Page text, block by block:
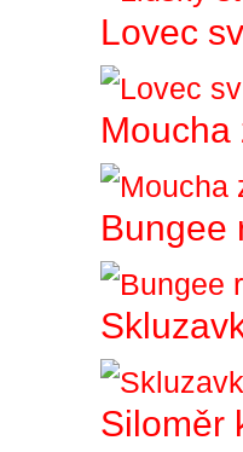
Lovec
Moucha
Bungee
Siloměr